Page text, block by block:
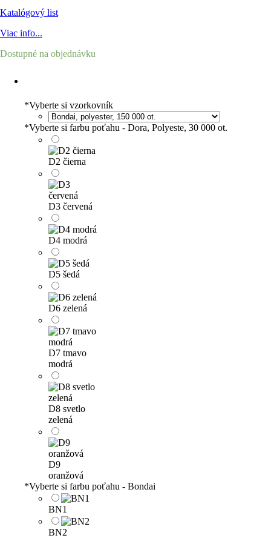
Katalógový list
Viac info...
Dostupné na objednávku
*Vyberte si vzorkovník
*Vyberte si farbu poťahu - Dora, Polyeste, 30 000 ot.
D2 čierna
D3 červená
D4 modrá
D5 šedá
D6 zelená
D7 tmavo
modrá
D8 svetlo
zelená
D9
oranžová
*Vyberte si farbu poťahu - Bondai
BN1
BN2